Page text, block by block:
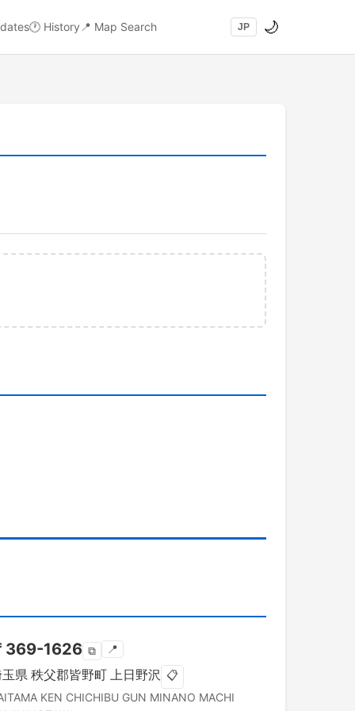
🕐 History 📍 Map Search JP 🌙
369-1626 ⧉ 📍
県 秩父郡皆野町 上日野沢 📋
KEN CHICHIBU GUN MINANO MACHI